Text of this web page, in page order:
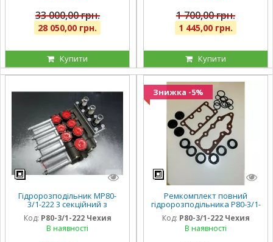
33 000,00 грн.
28 050,00 грн.
Купити
1 700,00 грн.
1 445,00 грн.
Купити
Гідророзподільник МР80-
3/1-222 3 секційний з
плавальним на МТЗ, ЮМЗ,
Т40. Чехия
Код: Р80-3/1-222 Чехия
В наявності
Знижка -5%
Ремкомплект повний
гідророзподільника Р80-3/1-
222 (МР80-3/1-222) вищої
якості. Чехия. Ексклюзив
Код: Р80-3/1-222 Чехия
В наявності